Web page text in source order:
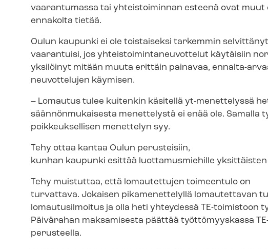
vaarantumassa tai yhteistoiminnan esteenä ovat
ennakolta tietää.
Oulun kaupunki ei ole toistaiseksi tarkemmin
vaarantuisi, jos yh­teis­toi­min­ta­neu­vot­te­lut käytäisiin
yksilöinyt mitään muuta erittäin painavaa, ennalta-​
neuvottelujen käymisen.
– Lomautus tulee kuitenkin käsitellä yt-menettelyssä
säännönmukaisesta menettelystä ei enää ole. Samalla
poikkeuksellisen menettelyn syy.
Tehy ottaa kantaa Oulun perusteisiin,
kunhan kaupunki esittää luottamusmiehille
Tehy muistuttaa, että lomautettujen toimeentulo on
turvattava. Jokaisen pikamenettelyllä lomautettavan
lomautusilmoitus ja olla heti yhteydessä TE-toimistoon
Päivärahan maksamisesta päättää työttömyyskassa
perusteella.